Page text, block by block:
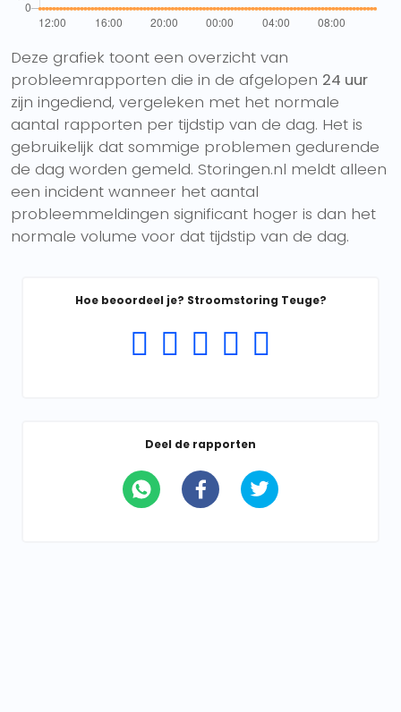
Deze grafiek toont een overzicht van
probleemrapporten die in de afgelopen 24 uur
zijn ingediend, vergeleken met het normale
aantal rapporten per tijdstip van de dag. Het is
gebruikelijk dat sommige problemen gedurende
de dag worden gemeld. Storingen.nl meldt alleen
een incident wanneer het aantal
probleemmeldingen significant hoger is dan het
normale volume voor dat tijdstip van de dag.
Hoe beoordeel je? Stroomstoring Teuge?
Deel de rapporten